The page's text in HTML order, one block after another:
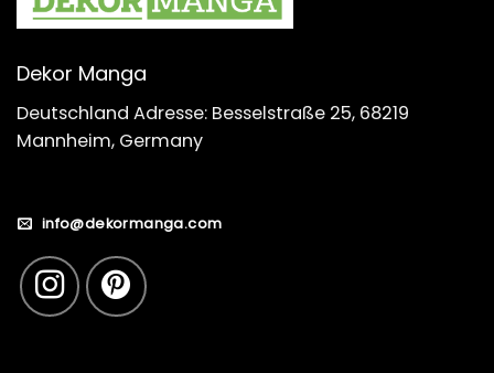
Dekor Manga
Deutschland Adresse: Besselstraße 25, 68219
Mannheim, Germany
info@dekormanga.com